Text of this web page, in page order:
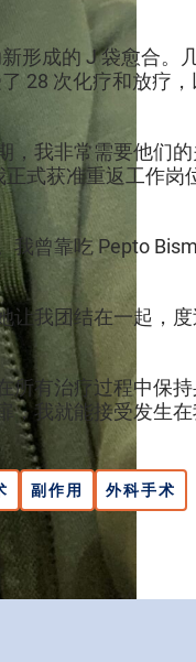
形成的 J 袋愈合。
28 次化疗和放疗
，我非常需要他们
式获准重返工作
我曾靠吃 Pepto
让我团结在一起，
有治疗过程中保持
，我就能接受发生
副作用 外科手术